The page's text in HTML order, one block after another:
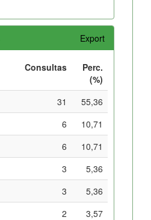
Export
Consultas
Perc.
(%)
31
55,36
6
10,71
6
10,71
3
5,36
3
5,36
2
3,57